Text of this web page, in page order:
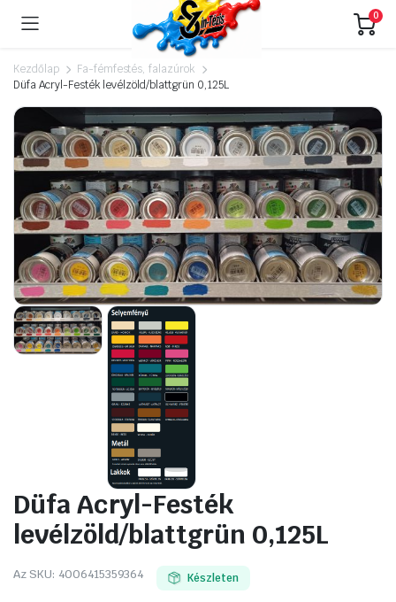
0
Kezdőlap
Fa-fémfestés, falazúrok
Düfa Acryl-Festék levélzöld/blattgrün 0,125L
Düfa Acryl-Festék
levélzöld/blattgrün 0,125L
Az SKU: 4006415359364 Készleten